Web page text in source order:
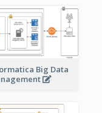
Big Data